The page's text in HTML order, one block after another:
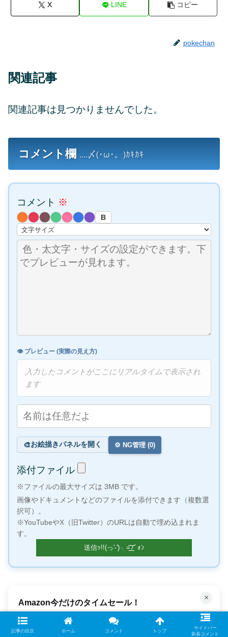
X LINE コピー
pokechan
関連記事
関連記事は見つかりませんでした。
コメント欄 ....〆(･ω･。)ｶｷｶｷ
コメント ※
B
👁️ プレビュー (実際の見え方)
入力したコメントがここにリアルタイムで表示され
ます
🎨お絵描きパネルを開く ⚙️ NG管理 (0)
添付ファイル
※ファイルの最大サイズは 3MB です。
画像やドキュメントなどのファイルを添付できます（複数選
択可）。
※YouTubeやX（旧Twitter）のURLは自動で埋め込まれま
す。
×
何百万もの曲が聴き放題！
記事の目次 ホーム コメント トップ
サイドバー
新着コメント